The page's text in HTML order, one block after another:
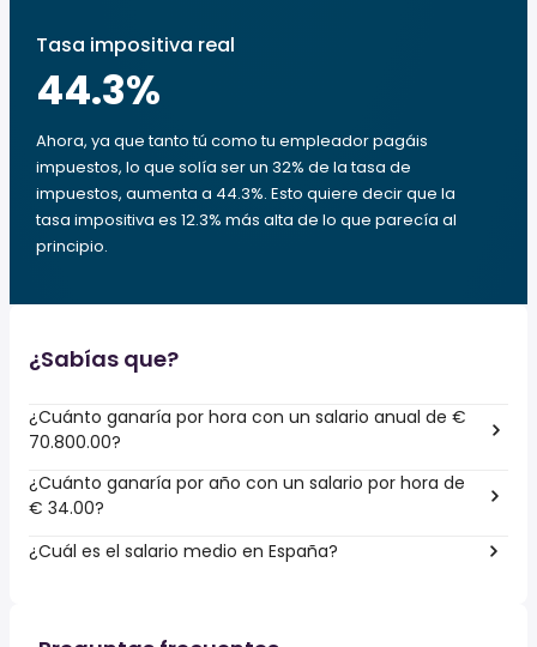
Tasa impositiva real
44.3%
Ahora, ya que tanto tú como tu empleador pagáis
impuestos, lo que solía ser un 32% de la tasa de
impuestos, aumenta a 44.3%. Esto quiere decir que la
tasa impositiva es 12.3% más alta de lo que parecía al
principio.
¿Sabías que?
¿Cuánto ganaría por hora con un salario anual de €
70.800.00?
¿Cuánto ganaría por año con un salario por hora de
€ 34.00?
¿Cuál es el salario medio en España?